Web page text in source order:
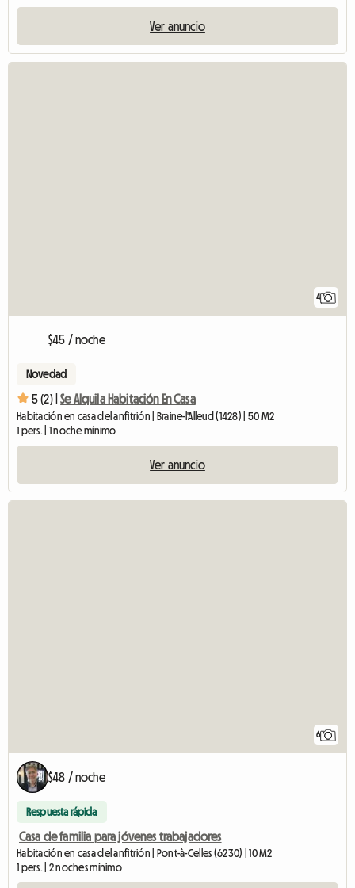
Ver anuncio
4
$45 / noche
Novedad
5 (2) | Se Alquila Habitación En Casa
Habitación en casa del anfitrión | Braine-l'Alleud (1428) | 50 M2
1 pers. | 1 noche mínimo
Ver anuncio
6
$48 / noche
Respuesta rápida
Casa de familia para jóvenes trabajadores
Habitación en casa del anfitrión | Pont-à-Celles (6230) | 10 M2
1 pers. | 2 noches mínimo